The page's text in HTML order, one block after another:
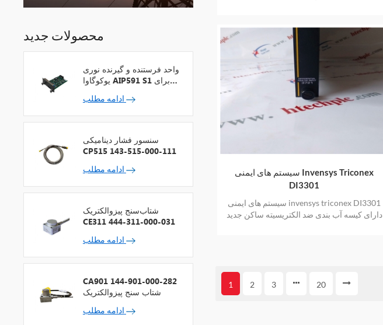
سیستم های ایمنی Invensys Triconex
DI3301
سیستم های ایمنی invensys triconex DI3301
دارای کیسه آب بندی ضد الکتریسیته ساکن جدید
1 2 3 20
محصولات جدید
واحد فرستنده و گیرنده نوری
یوکوگاوا AIP591 S1 برای
سنسور فشار دینامیکی
CP515 143-515-000-111
شتاب‌سنج پیزوالکتریک
CE311 444-311-000-031
CA901 144-901-000-282
شتاب سنج پیزوالکتریک